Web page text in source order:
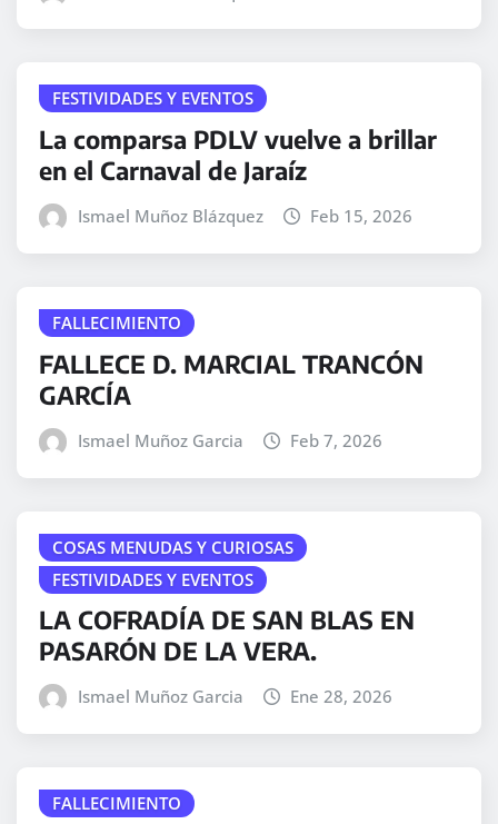
FESTIVIDADES Y EVENTOS
La comparsa PDLV vuelve a brillar
en el Carnaval de Jaraíz
Ismael Muñoz Blázquez Feb 15, 2026
FALLECIMIENTO
FALLECE D. MARCIAL TRANCÓN
GARCÍA
Ismael Muñoz Garcia Feb 7, 2026
COSAS MENUDAS Y CURIOSAS
FESTIVIDADES Y EVENTOS
LA COFRADÍA DE SAN BLAS EN
PASARÓN DE LA VERA.
Ismael Muñoz Garcia Ene 28, 2026
FALLECIMIENTO